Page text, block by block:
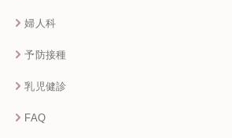
婦人科
予防接種
乳児健診
FAQ